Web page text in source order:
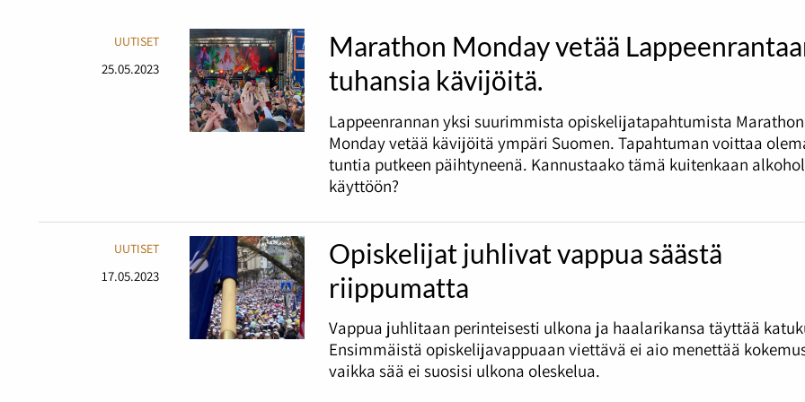
UUTISET
25.05.2023
Marathon Monday vetää
tuhansia kävijöitä.
Lappeenrannan yksi suurimmista opiskelijatapahtumista Marathon
Monday vetää kävijöitä ympäri Suomen. Tapahtuman voittaa
tuntia putkeen päihtyneenä. Kannustaako tämä kuitenkaan
käyttöön?
UUTISET
17.05.2023
Opiskelijat juhlivat vappua säästä
riippumatta
Vappua juhlitaan perinteisesti ulkona ja haalarikansa täyttää
Ensimmäistä opiskelijavappuaan viettävä ei aio menettää
vaikka sää ei suosisi ulkona oleskelua.